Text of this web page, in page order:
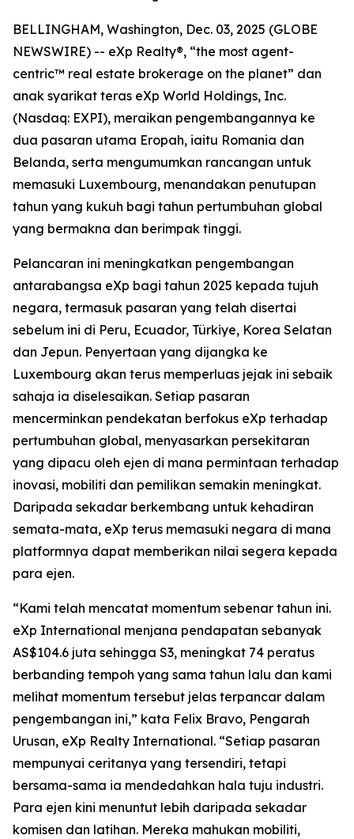
BELLINGHAM, Washington, Dec. 03, 2025 (GLOBE
NEWSWIRE) -- eXp Realty®, “the most agent-
centric™ real estate brokerage on the planet” dan
anak syarikat teras eXp World Holdings, Inc.
(Nasdaq: EXPI), meraikan pengembangannya ke
dua pasaran utama Eropah, iaitu Romania dan
Belanda, serta mengumumkan rancangan untuk
memasuki Luxembourg, menandakan penutupan
tahun yang kukuh bagi tahun pertumbuhan global
yang bermakna dan berimpak tinggi.
Pelancaran ini meningkatkan pengembangan
antarabangsa eXp bagi tahun 2025 kepada tujuh
negara, termasuk pasaran yang telah disertai
sebelum ini di Peru, Ecuador, Türkiye, Korea Selatan
dan Jepun. Penyertaan yang dijangka ke
Luxembourg akan terus memperluas jejak ini sebaik
sahaja ia diselesaikan. Setiap pasaran
mencerminkan pendekatan berfokus eXp terhadap
pertumbuhan global, menyasarkan persekitaran
yang dipacu oleh ejen di mana permintaan terhadap
inovasi, mobiliti dan pemilikan semakin meningkat.
Daripada sekadar berkembang untuk kehadiran
semata-mata, eXp terus memasuki negara di mana
platformnya dapat memberikan nilai segera kepada
para ejen.
“Kami telah mencatat momentum sebenar tahun ini.
eXp International menjana pendapatan sebanyak
AS$104.6 juta sehingga S3, meningkat 74 peratus
berbanding tempoh yang sama tahun lalu dan kami
melihat momentum tersebut jelas terpancar dalam
pengembangan ini,” kata Felix Bravo, Pengarah
Urusan, eXp Realty International. “Setiap pasaran
mempunyai ceritanya yang tersendiri, tetapi
bersama-sama ia mendedahkan hala tuju industri.
Para ejen kini menuntut lebih daripada sekadar
komisen dan latihan. Mereka mahukan mobiliti,